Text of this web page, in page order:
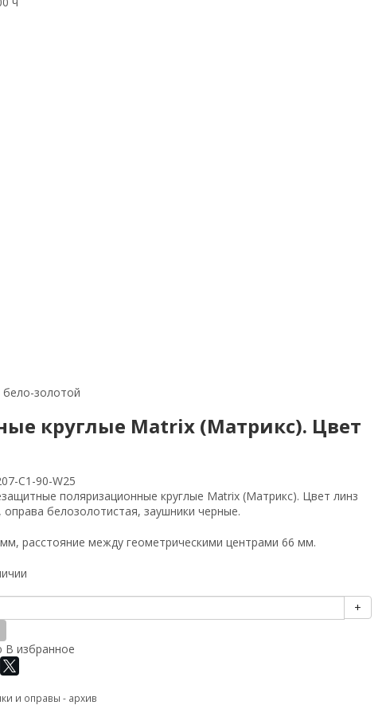
золотой
круглые Matrix (Матрикс). Цвет
С1-90-W25
поляризационные круглые Matrix (Матрикс). Цвет линз
оправа белозолотистая, заушники черные.
расстояние между геометрическими центрами 66 мм.
+
В избранное
и оправы - архив